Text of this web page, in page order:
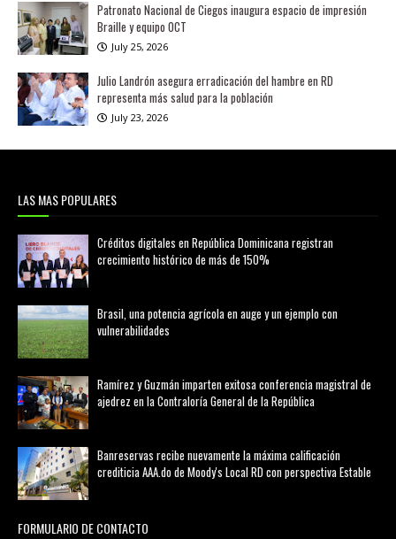
Patronato Nacional de Ciegos inaugura espacio de impresión
Braille y equipo OCT
July 25, 2026
Julio Landrón asegura erradicación del hambre en RD
representa más salud para la población
July 23, 2026
LAS MAS POPULARES
Créditos digitales en República Dominicana registran
crecimiento histórico de más de 150%
Brasil, una potencia agrícola en auge y un ejemplo con
vulnerabilidades
Ramírez y Guzmán imparten exitosa conferencia magistral de
ajedrez en la Contraloría General de la República
Banreservas recibe nuevamente la máxima calificación
crediticia AAA.do de Moody's Local RD con perspectiva Estable
FORMULARIO DE CONTACTO